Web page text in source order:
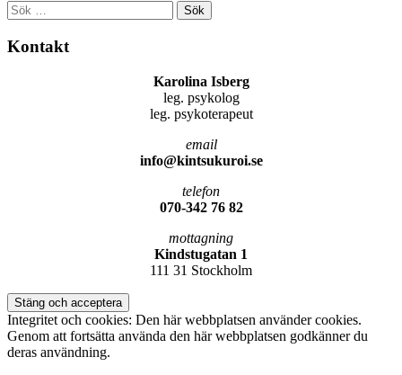
Sök
efter:
Kontakt
Karolina Isberg
leg. psykolog
leg. psykoterapeut
email
info@kintsukuroi.se
telefon
070-342 76 82
mottagning
Kindstugatan 1
111 31 Stockholm
Integritet och cookies: Den här webbplatsen använder cookies.
Genom att fortsätta använda den här webbplatsen godkänner du
deras användning.